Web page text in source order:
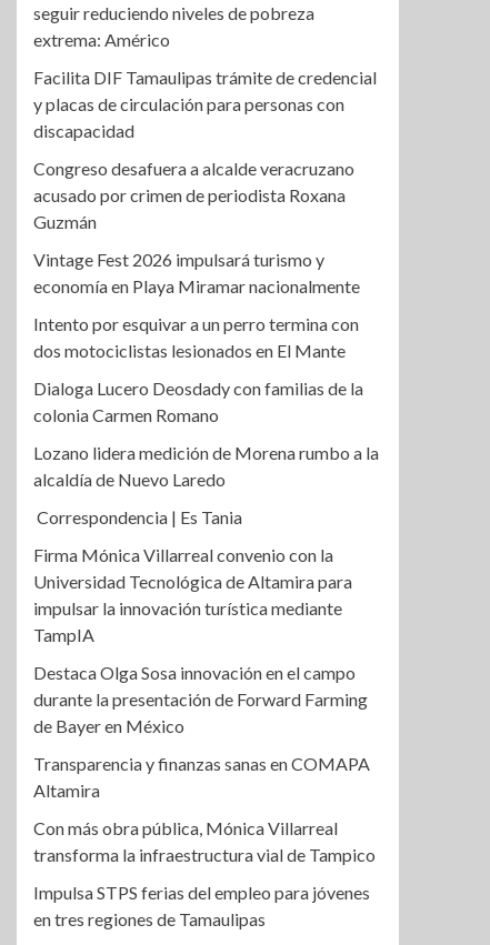
seguir reduciendo niveles de pobreza
extrema: Américo
Facilita DIF Tamaulipas trámite de credencial
y placas de circulación para personas con
discapacidad
Congreso desafuera a alcalde veracruzano
acusado por crimen de periodista Roxana
Guzmán
Vintage Fest 2026 impulsará turismo y
economía en Playa Miramar nacionalmente
Intento por esquivar a un perro termina con
dos motociclistas lesionados en El Mante
Dialoga Lucero Deosdady con familias de la
colonia Carmen Romano
Lozano lidera medición de Morena rumbo a la
alcaldía de Nuevo Laredo
Correspondencia | Es Tania
Firma Mónica Villarreal convenio con la
Universidad Tecnológica de Altamira para
impulsar la innovación turística mediante
TampIA
Destaca Olga Sosa innovación en el campo
durante la presentación de Forward Farming
de Bayer en México
Transparencia y finanzas sanas en COMAPA
Altamira
Con más obra pública, Mónica Villarreal
transforma la infraestructura vial de Tampico
Impulsa STPS ferias del empleo para jóvenes
en tres regiones de Tamaulipas